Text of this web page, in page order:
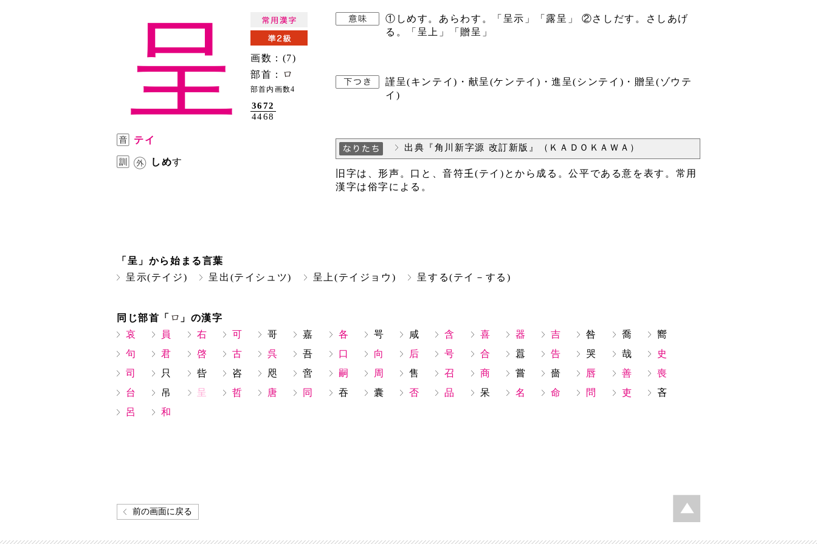
呈
画数：(7)
部首：
部首内画数4
3672
4468
テイ
しめす
①しめす。あらわす。「呈示」「露呈」 ②さしだす。さしあげ
る。「呈上」「贈呈」
謹呈(キンテイ)・献呈(ケンテイ)・進呈(シンテイ)・贈呈(ゾウテ
イ)
出典『角川新字源 改訂新版』（ＫＡＤＯＫＡＷＡ）
旧字は、形声。口と、音符𡈼(テイ)とから成る。公平である意を表す。常用
漢字は俗字による。
「呈」から始まる言葉
呈示(テイジ)
呈出(テイシュツ) 呈上(テイジョウ) 呈する(テイ－する)
同じ部首「
」の漢字
哀
員 右 可 哥 嘉 各 咢 咸 含 喜 器 吉 咎 喬
嚮
句
君 啓 古 呉 吾 口 向 后 号 合 囂 告 哭 哉
史
司
只 呰 咨 咫 啻 嗣 周 售 召 商 嘗 嗇 唇 善
喪
台
吊 呈 哲 唐 同 吞 囊 否 品 呆 名 命 問 吏
吝
呂
和
前の画面に戻る